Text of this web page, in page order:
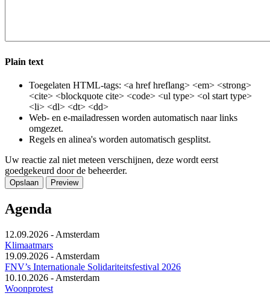
Plain text
Toegelaten HTML-tags: <a href hreflang> <em> <strong>
<cite> <blockquote cite> <code> <ul type> <ol start type>
<li> <dl> <dt> <dd>
Web- en e-mailadressen worden automatisch naar links
omgezet.
Regels en alinea's worden automatisch gesplitst.
Uw reactie zal niet meteen verschijnen, deze wordt eerst
goedgekeurd door de beheerder.
Agenda
12.09.2026 - Amsterdam
Klimaatmars
19.09.2026 - Amsterdam
FNV’s Internationale Solidariteitsfestival 2026
10.10.2026 - Amsterdam
Woonprotest